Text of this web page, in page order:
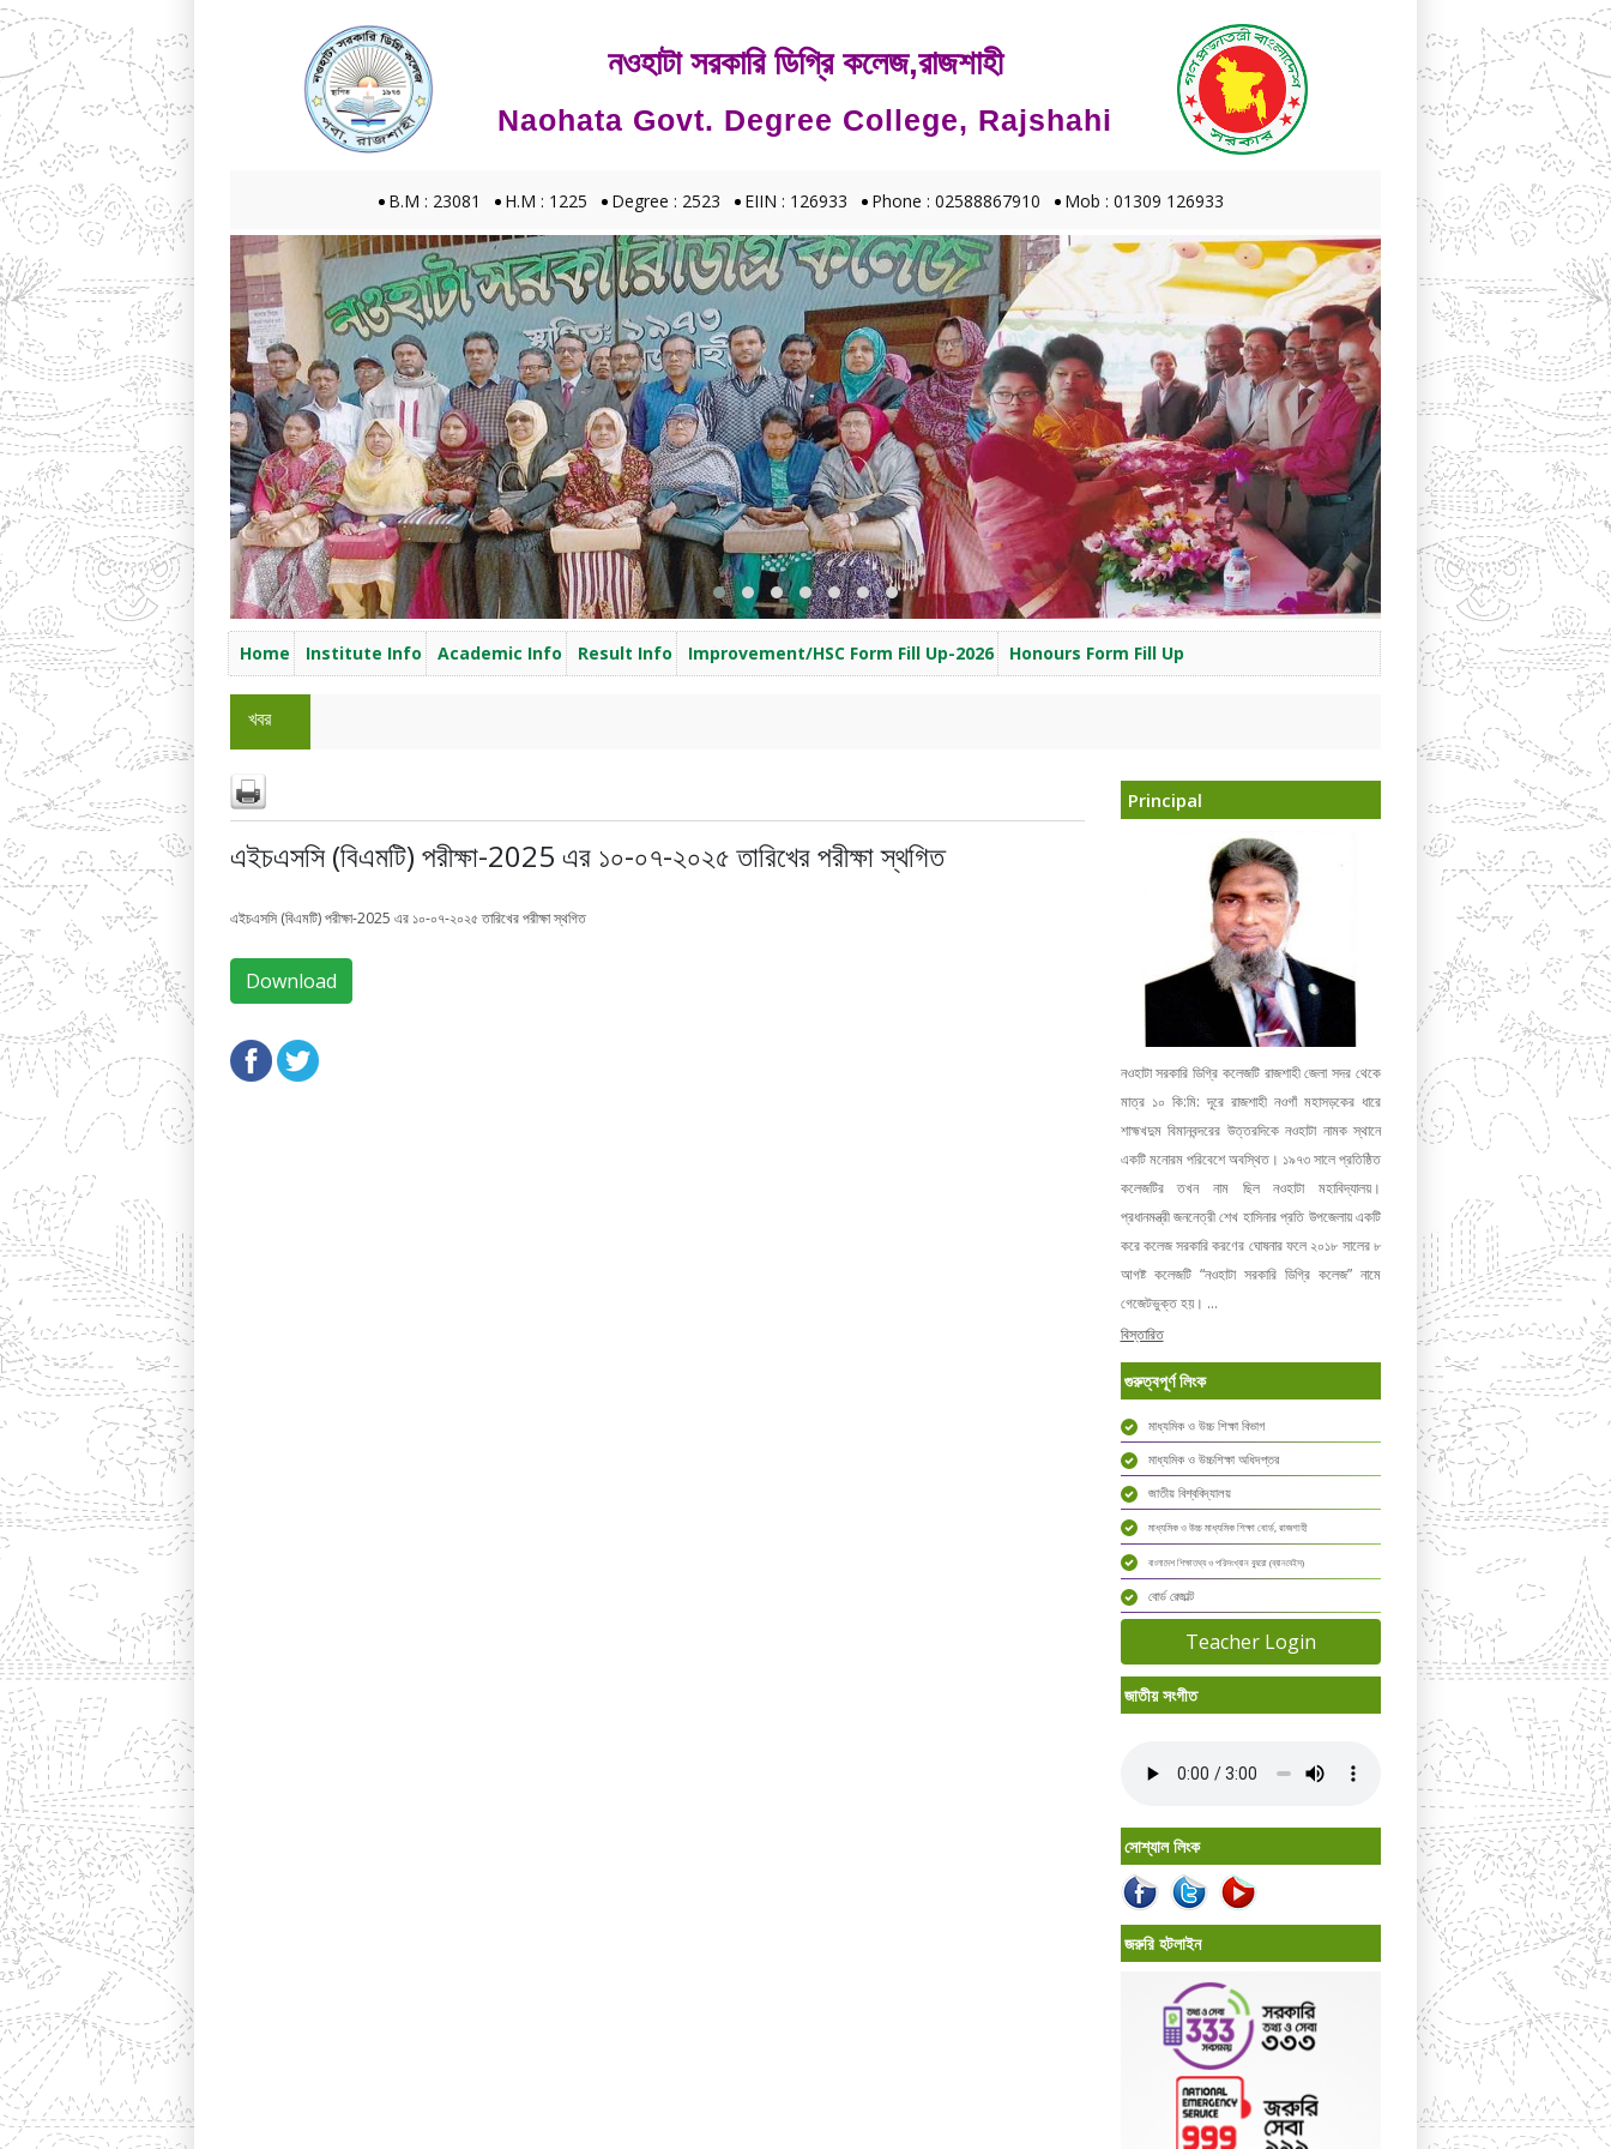
নওহাটা সরকারি ডিগ্রি কলেজ,রাজশাহী
Naohata Govt. Degree College, Rajshahi
B.M : 23081 H.M : 1225 Degree : 2523 EIIN : 126933 Phone : 02588867910 Mob : 01309 126933
Home Institute Info Academic Info Result Info Improvement/HSC Form Fill Up-2026 Honours Form Fill Up
খবর
এইচএসসি (বিএমটি) পরীক্ষা-2025 এর ১০-০৭-২০২৫ তারিখের পরীক্ষা স্থগিত
এইচএসসি (বিএমটি) পরীক্ষা-2025 এর ১০-০৭-২০২৫ তারিখের পরীক্ষা স্থগিত
Download
Principal
নওহাটা সরকারি ডিগ্রি কলেজটি রাজশাহী জেলা সদর থেকে
মাত্র ১০ কি:মি: দূরে রাজশাহী নওগাঁ মহাসড়কের ধারে
শাহ্মখদুম বিমানবন্দরের উত্তরদিকে নওহাটা নামক স্থানে
একটি মনোরম পরিবেশে অবস্থিত। ১৯৭৩ সালে প্রতিষ্ঠিত
কলেজটির তখন নাম ছিল নওহাটা মহাবিদ্যালয়।
প্রধানমন্ত্রী জননেত্রী শেখ হাসিনার প্রতি উপজেলায় একটি
করে কলেজ সরকারি করণের ঘোষনার ফলে ২০১৮ সালের ৮
আগষ্ট কলেজটি “নওহাটা সরকারি ডিগ্রি কলেজ” নামে
গেজেটভুক্ত হয়। ...
বিস্তারিত
গুরুত্বপূর্ণ লিংক
মাধ্যমিক ও উচ্চ শিক্ষা বিভাগ
মাধ্যমিক ও উচ্চশিক্ষা অধিদপ্তর
জাতীয় বিশ্ববিদ্যালয়
মাধ্যমিক ও উচ্চ মাধ্যমিক শিক্ষা বোর্ড, রাজশাহী
বাংলাদেশ শিক্ষাতথ্য ও পরিসংখ্যান ব্যুরো (ব্যানবেইস)
বোর্ড রেজাল্ট
Teacher Login
জাতীয় সংগীত
সোশ্যাল লিংক
জরুরি হটলাইন